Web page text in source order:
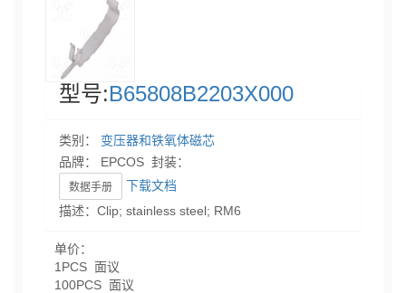
型号:B65808B2203X000
类别： 变压器和铁氧体磁芯
品牌： EPCOS 封装：
数据手册
下载文档
描述：Clip; stainless steel; RM6
单价：
1PCS 面议
100PCS 面议